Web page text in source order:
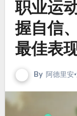
职业运
握自信
最佳表
By 阿德里安